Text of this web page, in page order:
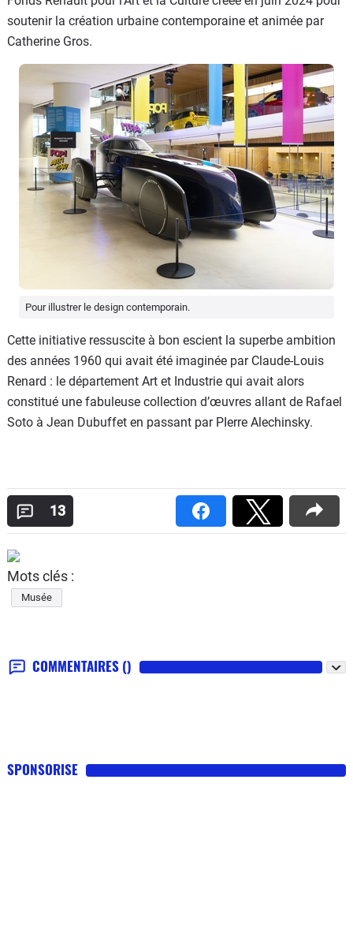
soutenir la création urbaine contemporaine et animée par
Catherine Gros.
Pour illustrer le design contemporain.
Cette initiative ressuscite à bon escient la superbe ambition
des années 1960 qui avait été imaginée par Claude-Louis
Renard : le département Art et Industrie qui avait alors
constitué une fabuleuse collection d’œuvres allant de Rafael
Soto à Jean Dubuffet en passant par PIerre Alechinsky.
13
Mots clés :
Musée
COMMENTAIRES ()
SPONSORISE